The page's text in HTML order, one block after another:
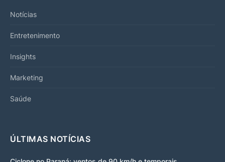
Notícias
Entretenimento
Insights
Marketing
Saúde
ÚLTIMAS NOTÍCIAS